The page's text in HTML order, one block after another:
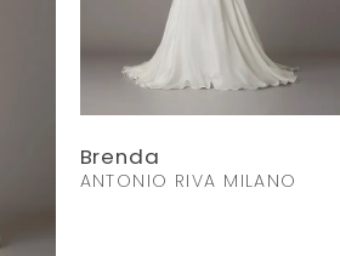
Brenda
ANTONIO RIVA MILANO